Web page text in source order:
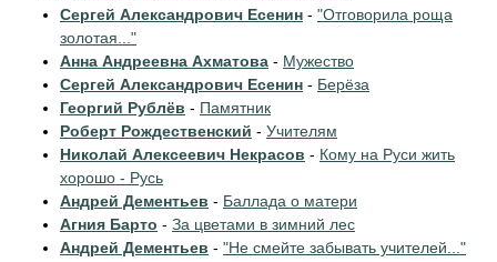
Сергей Александрович Есенин - "Отговорила роща
золотая..."
Анна Андреевна Ахматова - Мужество
Сергей Александрович Есенин - Берёза
Георгий Рублёв - Памятник
Роберт Рождественский - Учителям
Николай Алексеевич Некрасов - Кому на Руси жить
хорошо - Русь
Андрей Дементьев - Баллада о матери
Агния Барто - За цветами в зимний лес
Андрей Дементьев - "Не смейте забывать учителей..."